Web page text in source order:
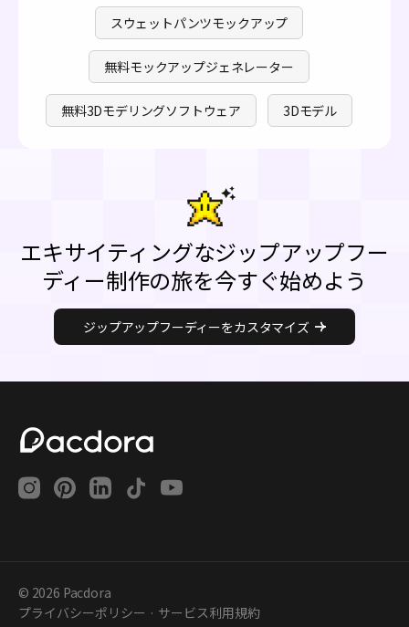
スウェットパンツモックアップ
無料モックアップジェネレーター
無料3Dモデリングソフトウェア 3Dモデル
エキサイティングなジップアップフー
ディー制作の旅を今すぐ始めよう
ジップアップフーディーをカスタマイズ
© 2026 Pacdora
プライバシーポリシー · サービス利用規約